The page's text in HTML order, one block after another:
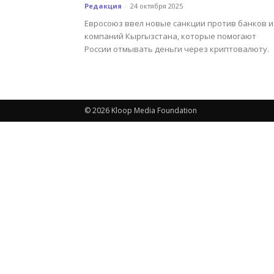
Редакция - 24 октября 2025
Евросоюз ввел новые санкции против банков и
компаний Кыргызстана, которые помогают
России отмывать деньги через криптовалюту.
© 2026 Kloop Media Foundation